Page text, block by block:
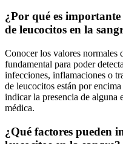
¿Por qué es
de leucocitos en la
Conocer los valores normales
fundamental para poder
infecciones, inflamaciones o
de leucocitos están por
indicar la presencia de alguna
médica.
¿Qué factores pueden